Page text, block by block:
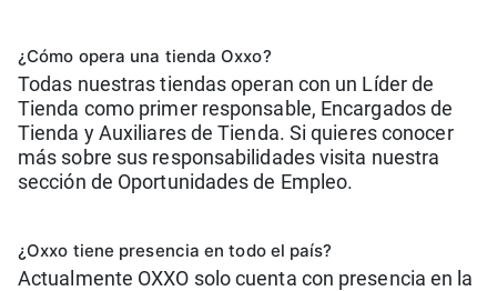
¿Cómo opera una tienda Oxxo?
Todas nuestras tiendas operan con un Líder de
Tienda como primer responsable, Encargados de
Tienda y Auxiliares de Tienda. Si quieres conocer
más sobre sus responsabilidades visita nuestra
sección de Oportunidades de Empleo.
¿Oxxo tiene presencia en todo el país?
Actualmente OXXO solo cuenta con presencia en la